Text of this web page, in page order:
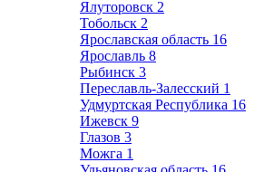
Ялуторовск 2
Тобольск 2
Ярославская область 16
Ярославль 8
Рыбинск 3
Переславль-Залесский 1
Удмуртская Республика 16
Ижевск 9
Глазов 3
Можга 1